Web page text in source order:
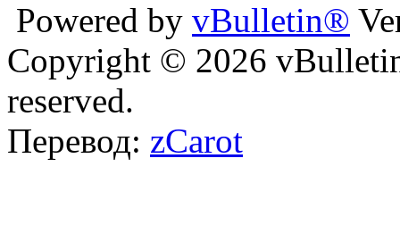
Powered by vBulletin®
Copyright © 2026
reserved.
Перевод: zCarot